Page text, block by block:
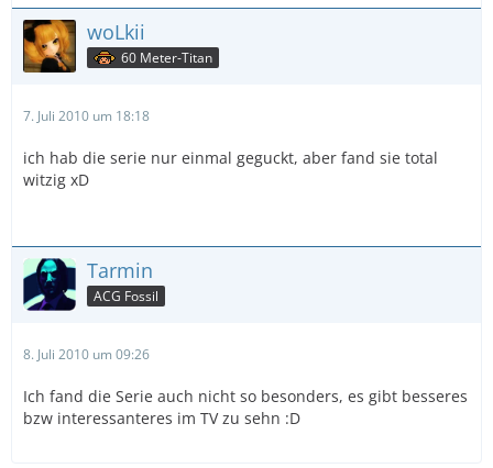
woLkii
60 Meter-Titan
7. Juli 2010 um 18:18
ich hab die serie nur einmal geguckt, aber fand sie total
witzig xD
Tarmin
ACG Fossil
8. Juli 2010 um 09:26
Ich fand die Serie auch nicht so besonders, es gibt besseres
bzw interessanteres im TV zu sehn :D